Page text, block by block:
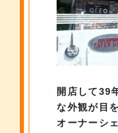
開店して39
な外観が目
オーナーシ